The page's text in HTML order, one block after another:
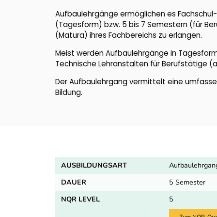
Aufbaulehrgänge ermöglichen es
(Tagesform) bzw. 5 bis 7 Semestern (für
(Matura) ihres Fachbereichs zu erlangen.
Meist werden Aufbaulehrgänge in
Technische Lehranstalten für Berufstätige
Der Aufbaulehrgang vermittelt eine
Bildung.
AUSBILDUNGSART
DAUER
5 Semester
NQR LEVEL
5